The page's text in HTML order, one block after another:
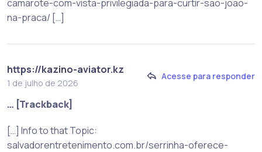
camarote-com-vista-privilegiada-para-curtir-sao-joao-
na-praca/ […]
https://kazino-aviator.kz
1 de julho de 2026
Acesse para responder
… [Trackback]
[…] Info to that Topic:
salvadorentretenimento.com.br/serrinha-oferece-